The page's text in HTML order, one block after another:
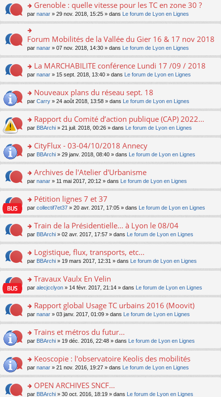
nt
ré
c
e
nt
le
pl
u
s
ré
c
e
nt
n
n
le
pl
u
s
c
e
nt
a
g
e
n
o
lu
pl
u
s
c
e
nt
m
e
s
g
e
n
o
lu
pl
u
s
c
e
nt
ult
er
le
m
e
s
g
e
n
o
lu
pl
u
s
c
e
nt
o
n
s
ult
er
le
m
e
s
g
e
n
o
lu
pl
u
s
c
e
nt
Grenoble : quelle vitesse pour les TC en zone 30 ?
par nanar » 29 nov. 2018, 15:25 » dans Le forum de Lyon en Lignes
o
n
er
le
m
e
s
a
g
e
n
n
lu
le
pl
u
c
e
nt
Forum Mobilités de la Vallée du Gier 16 & 17 nov 2018
par nanar » 07 nov. 2018, 14:30 » dans Le forum de Lyon en Lignes
o
n
ult
er
le
m
e
a
g
e
n
n
le
pl
u
ré
c
e
nt
La MARCHABILITE conférence Lundi 17 /09 / 2018
par nanar » 15 sept. 2018, 13:40 » dans Le forum de Lyon en Lignes
o
n
ult
er
le
m
e
a
g
e
n
n
le
pl
u
ré
c
e
nt
Nouveaux plans du réseau sept. 18
par Carry » 24 août 2018, 13:58 » dans Le forum de Lyon en Lignes
o
n
ult
er
le
m
e
a
g
e
n
n
le
pl
u
ré
c
e
nt
Rapport du Comité d’action publique (CAP) 2022...
par BBArchi » 21 juil. 2018, 00:26 » dans Le forum de Lyon en Lignes
o
n
ult
er
le
m
e
a
g
e
n
n
le
pl
u
ré
c
e
nt
CityFlux - 03-04/10/2018 Annecy
par BBArchi » 29 janv. 2018, 08:40 » dans Le forum de Lyon en Lignes
o
n
ult
er
le
m
e
a
g
e
n
n
le
pl
u
ré
c
e
nt
Archives de l'Atelier d'Urbanisme
par nanar » 11 mai 2017, 20:12 » dans Le forum de Lyon en Lignes
o
n
ult
er
le
m
e
a
g
e
n
n
le
pl
u
ré
c
e
nt
Pétition lignes 7 et 37
par collectif7et37 » 20 avr. 2017, 17:05 » dans Le forum de Lyon en Lignes
o
n
ult
er
le
m
e
a
g
e
n
n
le
pl
u
ré
Train de la Présidentielle... à Lyon le 08/04
par BBArchi » 02 avr. 2017, 17:57 » dans Le forum de Lyon en Lignes
o
n
ult
er
le
m
e
a
g
e
n
n
le
pl
Logistique, flux, transports, etc...
par BBArchi » 19 mars 2017, 12:31 » dans Le forum de Lyon en Lignes
o
n
ult
er
le
m
e
a
g
e
n
Travaux Vaulx En Velin
par alecjcclyon » 14 févr. 2017, 21:14 » dans Le forum de Lyon en Lignes
o
n
ult
er
le
m
e
a
g
Rapport global Usage TC urbains 2016 (Moovit)
par nanar » 03 janv. 2017, 01:09 » dans Le forum de Lyon en Lignes
o
n
ult
er
le
m
e
Trains et métros du futur...
par BBArchi » 19 déc. 2016, 22:48 » dans Le forum de Lyon en Lignes
o
n
ult
Keoscopie : l'observatoire Keolis des mobilités
par nanar » 21 nov. 2016, 19:27 » dans Le forum de Lyon en Lignes
o
OPEN ARCHIVES SNCF...
par BBArchi » 30 oct. 2016, 18:19 » dans Le forum de Lyon en Lignes